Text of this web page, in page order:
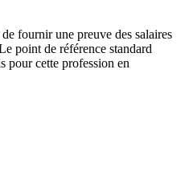
fournir une preuve des salaires
point de référence standard
pour cette profession en